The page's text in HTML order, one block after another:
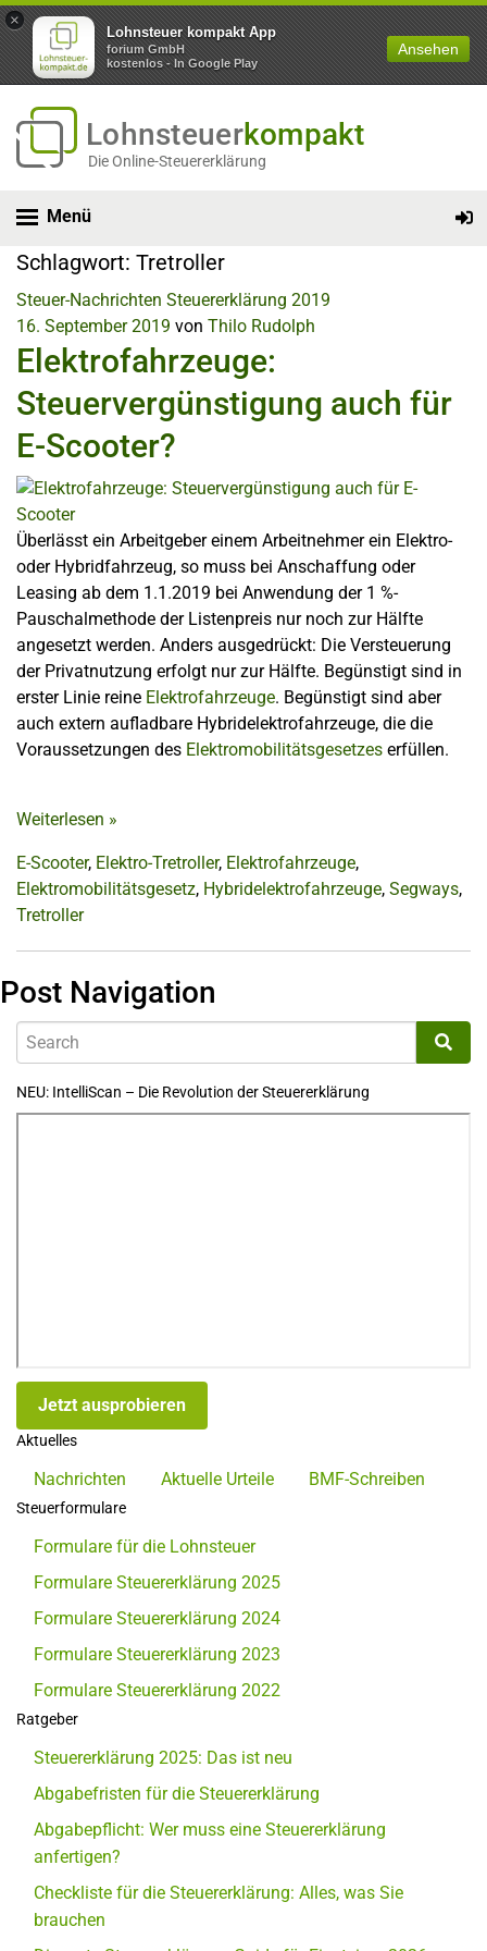
×
Lohnsteuer kompakt App
forium GmbH
kostenlos - In Google Play
Ansehen
Lohnsteuerkompakt
Die Online-Steuererklärung
Menü
Schlagwort: Tretroller
Steuer-Nachrichten Steuererklärung 2019
16. September 2019 von Thilo Rudolph
Elektrofahrzeuge:
Steuervergünstigung auch für
E-Scooter?
Überlässt ein Arbeitgeber einem Arbeitnehmer ein Elektro-
oder Hybridfahrzeug, so muss bei Anschaffung oder
Leasing ab dem 1.1.2019 bei Anwendung der 1 %-
Pauschalmethode der Listenpreis nur noch zur Hälfte
angesetzt werden. Anders ausgedrückt: Die Versteuerung
der Privatnutzung erfolgt nur zur Hälfte. Begünstigt sind in
erster Linie reine Elektrofahrzeuge. Begünstigt sind aber
auch extern aufladbare Hybridelektrofahrzeuge, die die
Voraussetzungen des Elektromobilitätsgesetzes erfüllen.
Weiterlesen »
E-Scooter, Elektro-Tretroller, Elektrofahrzeuge,
Elektromobilitätsgesetz, Hybridelektrofahrzeuge, Segways,
Tretroller
Post Navigation
NEU: IntelliScan – Die Revolution der Steuererklärung
Jetzt ausprobieren
Aktuelles
Nachrichten Aktuelle Urteile BMF-Schreiben
Steuerformulare
Formulare für die Lohnsteuer
Formulare Steuererklärung 2025
Formulare Steuererklärung 2024
Formulare Steuererklärung 2023
Formulare Steuererklärung 2022
Ratgeber
Steuererklärung 2025: Das ist neu
Abgabefristen für die Steuererklärung
Abgabepflicht: Wer muss eine Steuererklärung
anfertigen?
Checkliste für die Steuererklärung: Alles, was Sie
brauchen